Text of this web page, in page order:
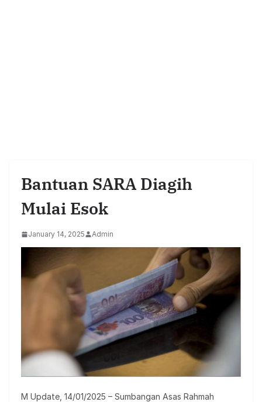
Bantuan SARA Diagih
Mulai Esok
January 14, 2025 Admin
M Update, 14/01/2025 – Sumbangan Asas Rahmah